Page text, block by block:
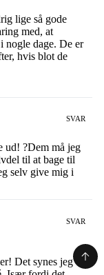
lige så gode
med, at
nogle dage. De er
hvis blot de
SVAR
ud! ?Dem må jeg
til at bage til
selv give mig i
SVAR
Det synes jeg